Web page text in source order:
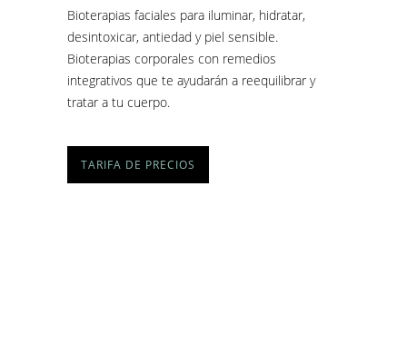
Bioterapias faciales para iluminar, hidratar,
desintoxicar, antiedad y piel sensible.
Bioterapias corporales con remedios
integrativos que te ayudarán a reequilibrar y
tratar a tu cuerpo.
TARIFA DE PRECIOS